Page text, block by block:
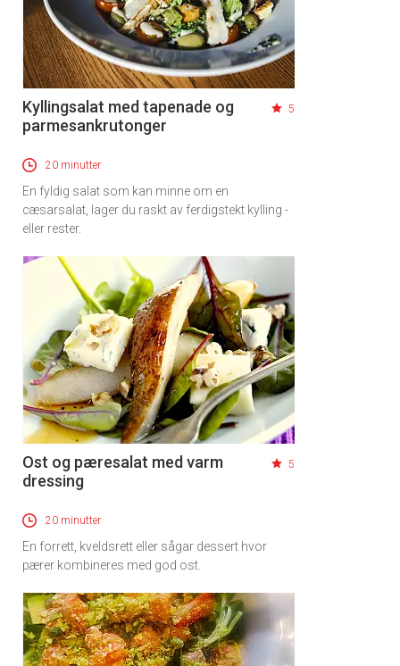
Kyllingsalat med tapenade og
parmesankrutonger
5
20 minutter
En fyldig salat som kan minne om en
cæsarsalat, lager du raskt av ferdigstekt kylling -
eller rester.
Ost og pæresalat med varm
dressing
5
20 minutter
En forrett, kveldsrett eller sågar dessert hvor
pærer kombineres med god ost.